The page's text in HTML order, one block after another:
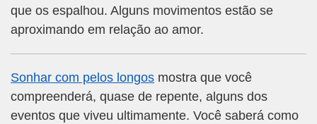
que os espalhou. Alguns movimentos estão se
aproximando em relação ao amor.
Sonhar com pelos longos mostra que você
compreenderá, quase de repente, alguns dos
eventos que viveu ultimamente. Você saberá como